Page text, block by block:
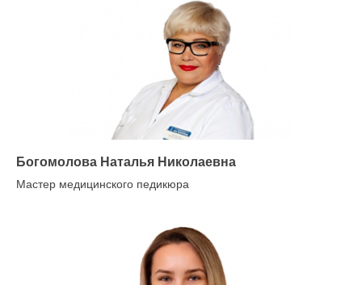
Богомолова Наталья Николаевна
Мастер медицинского педикюра